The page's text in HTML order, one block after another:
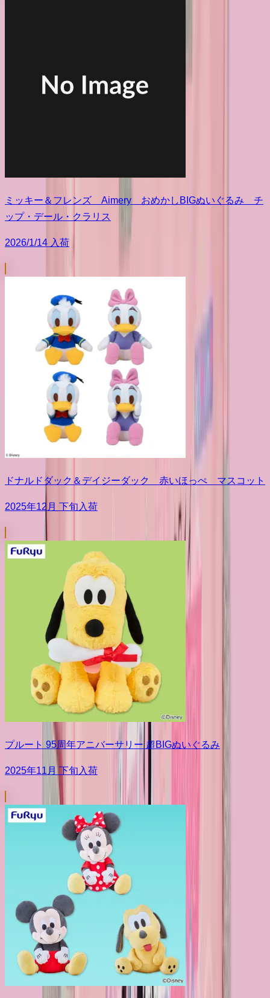
ミッキー＆フレンズ Aimery おめかしBIGぬいぐるみ チ
ップ・デール・クラリス
2026/1/14 入荷
ドナルドダック＆デイジーダック 赤いほっぺ マスコット
2025年12月 下旬入荷
プルート 95周年アニバーサリー 超BIGぬいぐるみ
2025年11月 下旬入荷